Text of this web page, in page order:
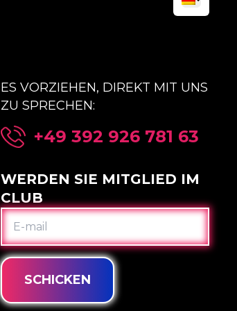
ES VORZIEHEN, DIREKT MIT UNS
ZU SPRECHEN:
+49 392 926 781 63
WERDEN SIE MITGLIED IM
CLUB
E-
MAIL
SCHICKEN